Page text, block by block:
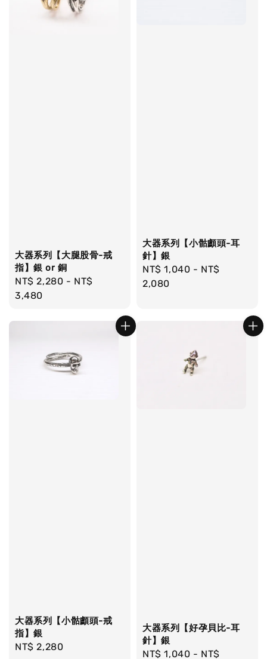
大器系列【大腿股骨-戒
指】銀 or 銅
Regular
price
NT$ 2,280 - NT$
3,480
大器系列【小骷顱頭-耳
針】銀
Regular
price
NT$ 1,040 - NT$
2,080
大器系列【小骷顱頭-戒
指】銀
Regular
NT$ 2,280
大器系列【好孕貝比-耳
針】銀
Regular
NT$ 1,040 - NT$